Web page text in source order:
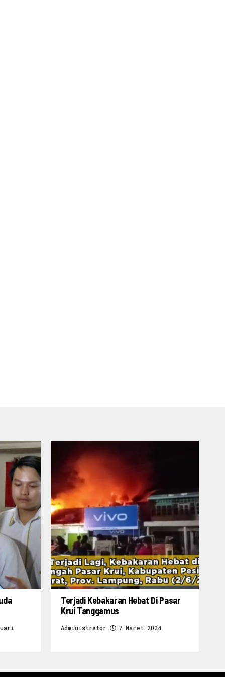
Terjadi Kebakaran Hebat Di Pasar
Krui Tanggamus
Administrator 7 Maret 2024